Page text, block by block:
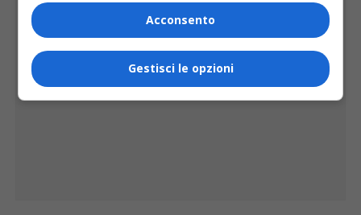
Acconsento
Gestisci le opzioni